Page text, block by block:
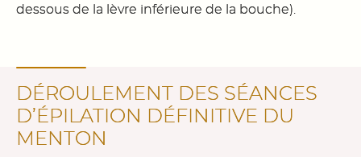
dessous de la lèvre inférieure de la bouche).
DÉROULEMENT DES SÉANCES
D’ÉPILATION DÉFINITIVE DU
MENTON